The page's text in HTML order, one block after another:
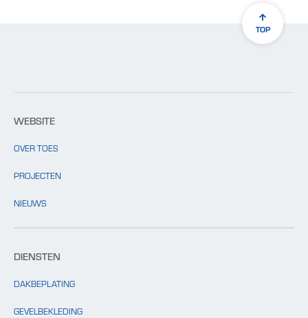
TOP
WEBSITE
OVER TOES
PROJECTEN
NIEUWS
DIENSTEN
DAKBEPLATING
GEVELBEKLEDING